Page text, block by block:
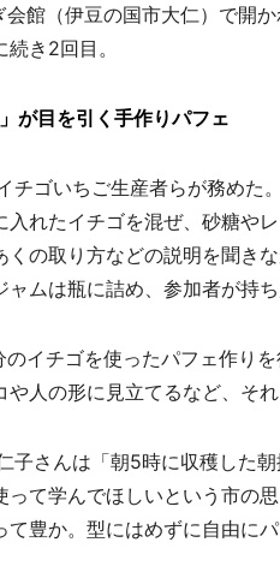
館（伊豆の国市大仁）で開
き2回目。
が目を引く手作りパフェ
ゴいちご生産者らが務めた
入れたイチゴを混ぜ、砂糖や
くの取り方などの説明を聞き
ムは瓶に詰め、参加者が持ち
イチゴを使ったパフェ作り
人の形に見立てるなど、そ
さんは「朝5時に収穫した
って学んでほしいという市の
て豊か。型にはめずに自由に